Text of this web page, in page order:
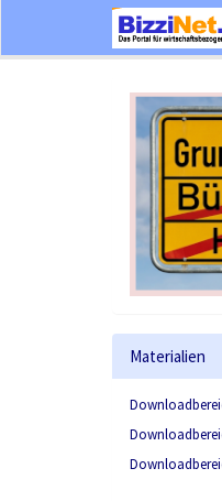
Materialien